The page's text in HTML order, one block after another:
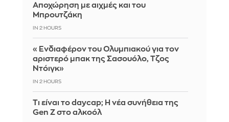
Αποχώρηση με αιχμές και του
Μπρουτζάκη
IN 2 HOURS
«Ενδιαφέρον του Ολυμπιακού για τον
αριστερό μπακ της Σασουόλο, Τζος
Ντόιγκ»
IN 2 HOURS
Τι είναι το daycap; Η νέα συνήθεια της
Gen Z στο αλκοόλ